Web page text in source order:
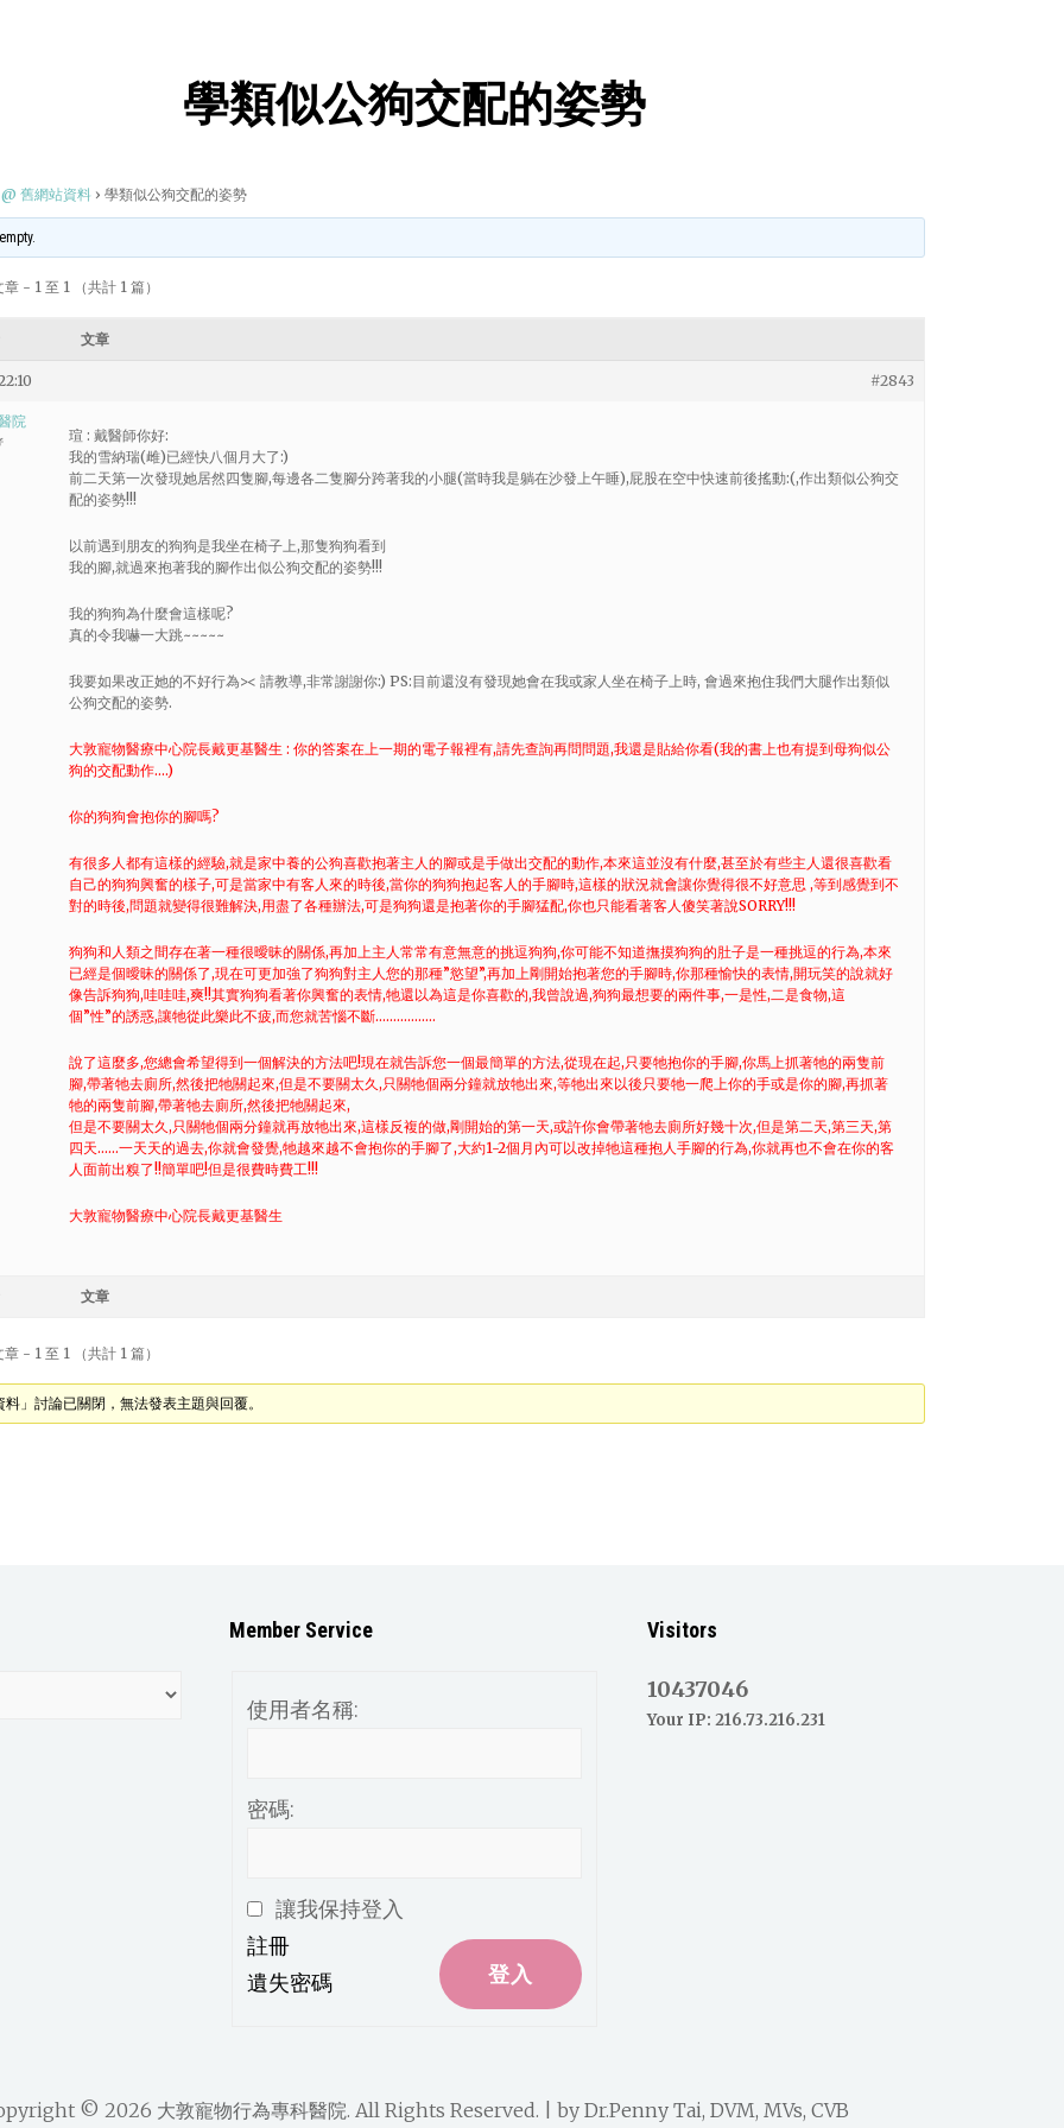
學類似公狗交配的姿勢
@ 舊網站資料 › 學類似公狗交配的姿勢
- 1 至 1 （共計 1 篇）
文章
#2843
院
瑄 : 戴醫師你好:
我的雪納瑞(雌)已經快八個月大了:)
前二天第一次發現她居然四隻腳,每邊各二隻腳分跨著我的小腿(當時我是躺在沙發上午睡),屁股在空中快速前後搖動:(,作出類似公狗交
配的姿勢!!!
以前遇到朋友的狗狗是我坐在椅子上,那隻狗狗看到
我的腳,就過來抱著我的腳作出似公狗交配的姿勢!!!
我的狗狗為什麼會這樣呢?
真的令我嚇一大跳~~~~~
我要如果改正她的不好行為>< 請教導,非常謝謝你:) PS:目前還沒有發現她會在我或家人坐在椅子上時, 會過來抱住我們大腿作出類似
公狗交配的姿勢.
大敦寵物醫療中心院長戴更基醫生 : 你的答案在上一期的電子報裡有,請先查詢再問問題,我還是貼給你看(我的書上也有提到母狗似公
狗的交配動作….)
你的狗狗會抱你的腳嗎?
有很多人都有這樣的經驗,就是家中養的公狗喜歡抱著主人的腳或是手做出交配的動作,本來這並沒有什麼,甚至於有些主人還很喜歡看
自己的狗狗興奮的樣子,可是當家中有客人來的時後,當你的狗狗抱起客人的手腳時,這樣的狀況就會讓你覺得很不好意思 ,等到感覺到不
對的時後,問題就變得很難解決,用盡了各種辦法,可是狗狗還是抱著你的手腳猛配,你也只能看著客人傻笑著說SORRY!!!
狗狗和人類之間存在著一種很曖昧的關係,再加上主人常常有意無意的挑逗狗狗,你可能不知道撫摸狗狗的肚子是一種挑逗的行為,本來
已經是個曖昧的關係了,現在可更加強了狗狗對主人您的那種”慾望”,再加上剛開始抱著您的手腳時,你那種愉快的表情,開玩笑的說就好
像告訴狗狗,哇哇哇,爽!!其實狗狗看著你興奮的表情,牠還以為這是你喜歡的,我曾說過,狗狗最想要的兩件事,一是性,二是食物,這
個”性”的誘惑,讓牠從此樂此不疲,而您就苦惱不斷……………..
說了這麼多,您總會希望得到一個解決的方法吧!現在就告訴您一個最簡單的方法,從現在起,只要牠抱你的手腳,你馬上抓著牠的兩隻前
腳,帶著牠去廁所,然後把牠關起來,但是不要關太久,只關牠個兩分鐘就放牠出來,等牠出來以後只要牠一爬上你的手或是你的腳,再抓著
牠的兩隻前腳,帶著牠去廁所,然後把牠關起來,
但是不要關太久,只關牠個兩分鐘就再放牠出來,這樣反複的做,剛開始的第一天,或許你會帶著牠去廁所好幾十次,但是第二天,第三天,第
四天……一天天的過去,你就會發覺,牠越來越不會抱你的手腳了,大約1-2個月內可以改掉牠這種抱人手腳的行為,你就再也不會在你的客
人面前出糗了!!簡單吧!但是很費時費工!!!
大敦寵物醫療中心院長戴更基醫生
文章
- 1 至 1 （共計 1 篇）
」討論已關閉，無法發表主題與回覆。
Member Service
使用者名稱:
密碼:
讓我保持登入
登入
註冊
遺失密碼
Visitors
10437046
Your IP: 216.73.216.231
© 2026 大敦寵物行為專科醫院. All Rights Reserved. | by Dr.Penny Tai, DVM, MVs, CVB